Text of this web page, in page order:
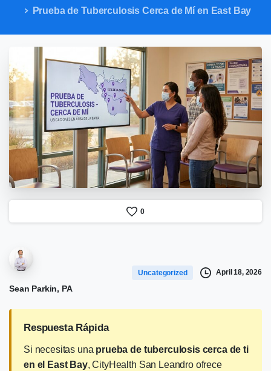
Prueba de Tuberculosis Cerca de Mí en East Bay
0
Sean Parkin, PA
Uncategorized April 18, 2026
Respuesta Rápida
Si necesitas una prueba de tuberculosis cerca de ti
en el East Bay, CityHealth San Leandro ofrece